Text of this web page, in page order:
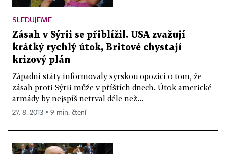
SLEDUJEME
Zásah v Sýrii se přiblížil. USA zvažují
krátký rychlý útok, Britové chystají
krizový plán
Západní státy informovaly syrskou opozici o tom, že
zásah proti Sýrii může v příštích dnech. Útok americké
armády by nejspíš netrval déle než...
27. 8. 2013 ▪ 9 min. čtení